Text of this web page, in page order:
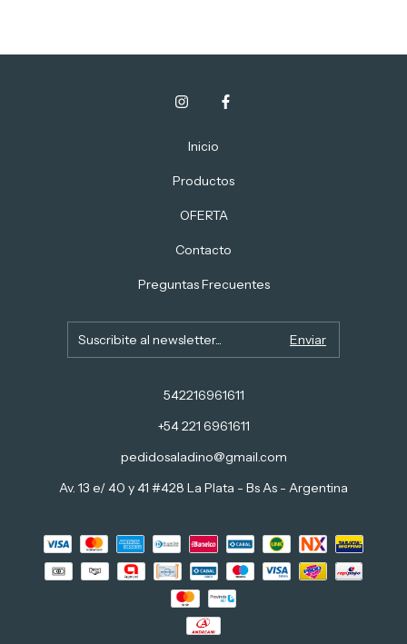
Inicio
Productos
OFERTA
Contacto
Preguntas Frecuentes
542216961611
+54 221 6961611
pedidosaladino@gmail.com
Av. 13 e/ 40 y 41 #428 La Plata - Bs As - Argentina